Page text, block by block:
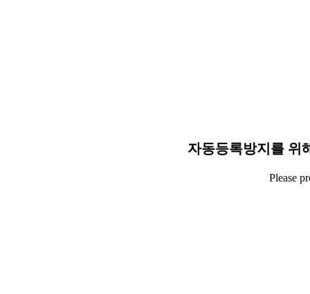
자동등록방지를 위
Please